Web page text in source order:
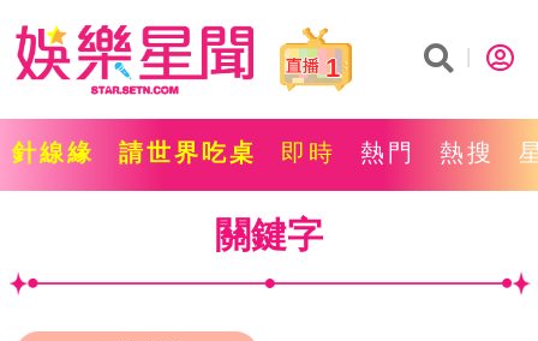
1
針線緣 請世界吃桌 即時 熱門 熱搜
關鍵字